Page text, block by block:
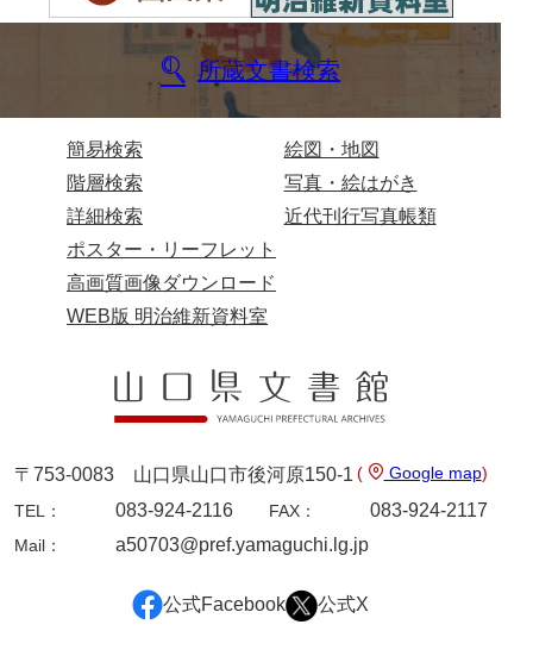
所蔵文書検索
簡易検索
階層検索
詳細検索
絵図・地図
写真・絵はがき
近代刊行写真帳類
ポスター・リーフレット
高画質画像ダウンロード
WEB版 明治維新資料室
〒753-0083 山口県山口市後河原150-1 ( Google map)
TEL：
083-924-2116 FAX： 083-924-2117
Mail： a50703@pref.yamaguchi.lg.jp
公式Facebook 公式X